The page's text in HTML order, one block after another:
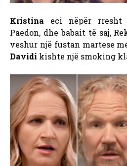
Kristina eci nëpër
Paedon, dhe babait të saj,
veshur një fustan martese
Davidi kishte një smoking